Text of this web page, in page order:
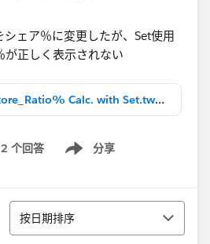
sample superstore_Ratio% Calc. with Set.twbx
2 个回答 分享
Show menu
排序
按日期排序